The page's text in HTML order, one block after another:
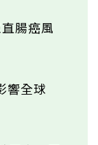
腸癌風
響全球